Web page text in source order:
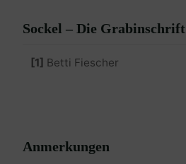
Sockel – Die Grabinschrift
[1] Betti Fiescher
Anmerkungen